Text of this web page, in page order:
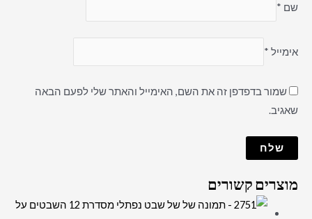
שם *
אימייל *
שמור בדפדפן זה את השם, האימייל והאתר שלי לפעם הבאה
שאגיב.
מוצרים קשורים